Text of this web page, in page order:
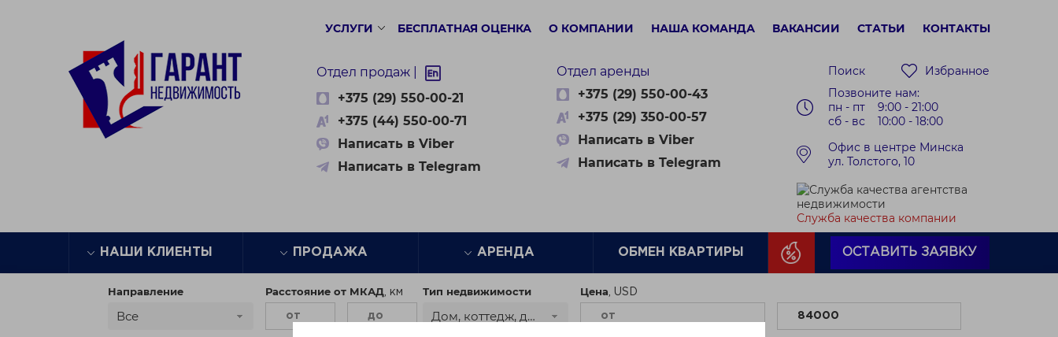
УСЛУГИ БЕСПЛАТНАЯ ОЦЕНКА О КОМПАНИИ НАША КОМАНДА ВАКАНСИИ СТАТЬИ КОНТАКТЫ
Отдел продаж |
+375 (29) 550-00-21
+375 (44) 550-00-71
Написать в Viber
Написать в Telegram
Отдел аренды
+375 (29) 550-00-43
+375 (29) 350-00-57
Написать в Viber
Написать в Telegram
Поиск
Избранное
Позвоните нам:
пн - пт 9:00 - 21:00
сб - вс 10:00 - 18:00
Офис в центре Минска
ул. Толстого, 10
Служба качества компании
НАШИ КЛИЕНТЫ ПРОДАЖА АРЕНДА ОБМЕН КВАРТИРЫ ОСТАВИТЬ ЗАЯВКУ
Направление
Все
Расстояние от МКАД Тип недвижимости
Дом, коттедж, дача
Цена